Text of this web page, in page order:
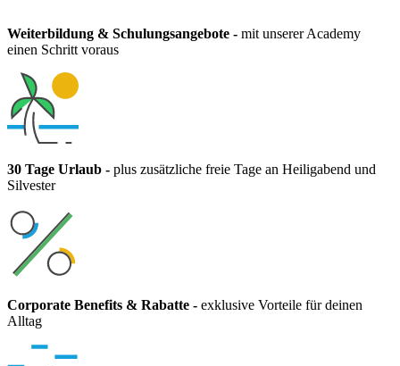
Weiterbildung & Schulungsangebote - mit unserer Academy
einen Schritt voraus
30 Tage Urlaub - plus zusätzliche freie Tage an Heiligabend und
Silvester
Corporate Benefits & Rabatte - exklusive Vorteile für deinen
Alltag